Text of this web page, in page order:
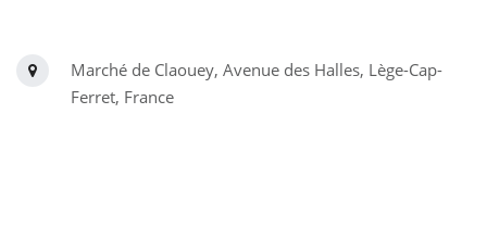
Marché de Claouey, Avenue des Halles, Lège-Cap-
Ferret, France